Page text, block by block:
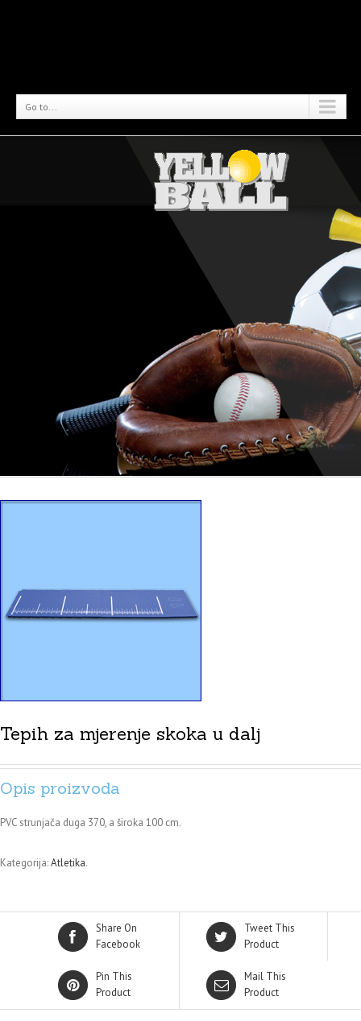
Go to...
Tepih za mjerenje skoka u dalj
Opis proizvoda
PVC strunjača duga 370, a široka 100 cm.
Kategorija:Atletika.
Share On
Facebook
Tweet This
Product
Pin This
Product
Mail This
Product